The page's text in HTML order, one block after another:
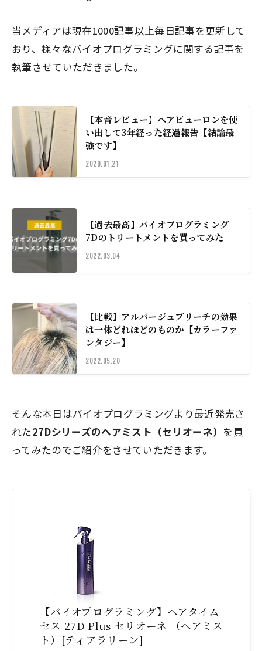
当メディアは現在1000記事以上毎日記事を更新して
おり、様々なバイオプログラミングに関する記事を
執筆させていただきました。
【本音レビュー】ヘアビューロンを使
い出して3年経った経過報告【結論最
強です】
2020.01.21
【過去最高】バイオプログラミング
7Dのトリートメントを買ってみた
2022.03.04
【比較】アルバージュブリーチの効果
は一体どれほどのものか【カラーファ
ンタジー】
2022.05.20
そんな本日はバイオプログラミングより最近発売さ
れた27Dシリーズのヘアミスト（セリオーネ） を買
ってみたのでご紹介をさせていただきます。
【バイオプログラミング】ヘアタイム
セス 27D Plus セリオーネ （ヘアミス
ト）[ティアラリーン]